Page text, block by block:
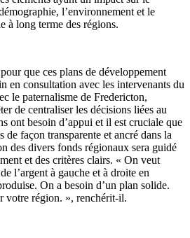
l’environnement et le
à long terme des régions.
que ces plans de développement
en consultation avec les intervenants du
le paternalisme de Fredericton,
de centraliser les décisions liées au
ont besoin d’appui et il est cruciale que
de façon transparente et ancré dans la
des divers fonds régionaux sera guidé
et des critères clairs. « On veut
l’argent à gauche et à droite en
On a besoin d’un plan solide.
votre région. », renchérit-il.